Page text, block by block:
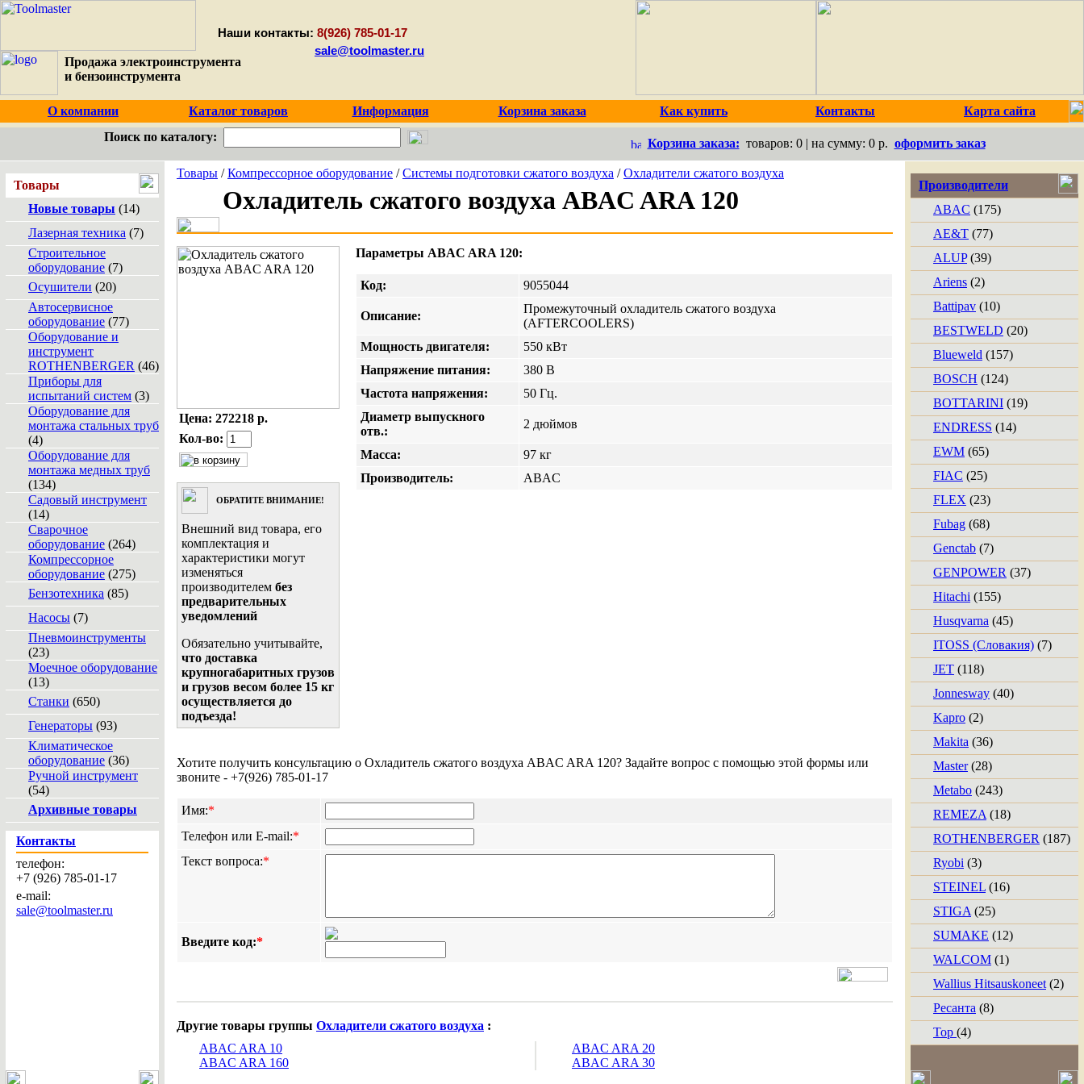
Продажа электроинструмента
и бензоинструмента
Наши контакты: 8(926) 785-01-17
sale@toolmaster.ru
О компании Каталог товаров Информация Корзина заказа Как купить Контакты
Карта сайта
Поиск по каталогу:
Корзина заказа: товаров: 0 | на сумму: 0 р. оформить заказ
Товары
Новые товары (14)
Лазерная техника (7)
Строительное
оборудование (7)
Осушители (20)
Автосервисное
оборудование (77)
Оборудование и
инструмент
ROTHENBERGER (46)
Приборы для
испытаний систем (3)
Оборудование для
монтажа стальных труб
(4)
Оборудование для
монтажа медных труб
(134)
Садовый инструмент
(14)
Сварочное
оборудование (264)
Компрессорное
оборудование (275)
Бензотехника (85)
Насосы (7)
Пневмоинструменты
(23)
Моечное оборудование
(13)
Станки (650)
Генераторы (93)
Климатическое
оборудование (36)
Ручной инструмент
(54)
Архивные товары
Контакты
телефон:
+7 (926) 785-01-17
e-mail:
sale@toolmaster.ru
Товары /Компрессорное оборудование /Системы подготовки сжатого воздуха /Охладители сжатого воздуха
Охладитель сжатого воздуха ABAC ARA 120
Цена: 272218 р.
Кол-во:
ОБРАТИТЕ ВНИМАНИЕ!
Внешний вид товара, его
комплектация и
характеристики могут
изменяться
производителем без
предварительных
уведомлений
Обязательно учитывайте,
что доставка
крупногабаритных грузов
и грузов весом более 15 кг
осуществляется до
подъезда!
Параметры ABAC ARA 120:
Код: 9055044
Описание:
Промежуточный охладитель сжатого воздуха
(AFTERCOOLERS)
Мощность двигателя:
550 кВт
Напряжение питания:
380 В
Частота напряжения:
50 Гц.
Диаметр выпускного
отв.:
2 дюймов
Масса:
97 кг
Производитель:
ABAC
Хотите получить консультацию о Охладитель сжатого воздуха ABAC ARA 120? Задайте вопрос с помощью этой формы или
звоните - +7(926) 785-01-17
Имя:*
Телефон или E-mail:*
Текст вопроса:*
Введите код:*
Другие товары группы Охладители сжатого воздуха :
ABAC ARA 10
ABAC ARA 160
ABAC ARA 20
ABAC ARA 30
Производители
ABAC (175)
AE&T (77)
ALUP(39)
Ariens (2)
Battipav (10)
BESTWELD (20)
Blueweld (157)
BOSCH (124)
BOTTARINI (19)
ENDRESS (14)
EWM (65)
FIAC (25)
FLEX (23)
Fubag (68)
Genctab (7)
GENPOWER (37)
Hitachi (155)
Husqvarna (45)
ITOSS (Словакия) (7)
JET (118)
Jonnesway (40)
Kapro (2)
Makita (36)
Master(28)
Metabo (243)
REMEZA (18)
ROTHENBERGER (187)
Ryobi (3)
STEINEL (16)
STIGA (25)
SUMAKE (12)
WALCOM (1)
Wallius Hitsauskoneet (2)
Ресанта (8)
Тор (4)